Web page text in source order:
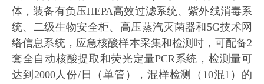
体，装备有负压HEPA高效过滤系统、紫外线消毒系
统、二级生物安全柜、高压蒸汽灭菌器和5G技术网
络信息系统，应急核酸样本采集和检测时，可配备2
套全自动核酸提取和荧光定量PCR系统，检测量可
达到2000人份/日（单管），混样检测（10混1）的